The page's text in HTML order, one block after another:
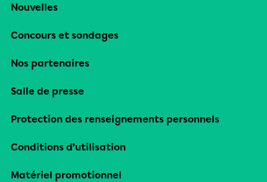
Nouvelles
Concours et sondages
Nos partenaires
Salle de presse
Protection des renseignements personnels
Conditions d’utilisation
Matériel promotionnel